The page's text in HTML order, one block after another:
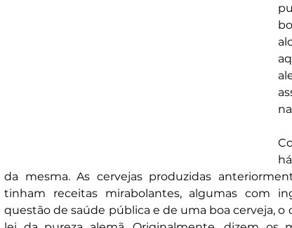
da mesma. As cervejas produzidas
tinham receitas mirabolantes, algumas com
questão de saúde pública e de uma boa cerveja, o